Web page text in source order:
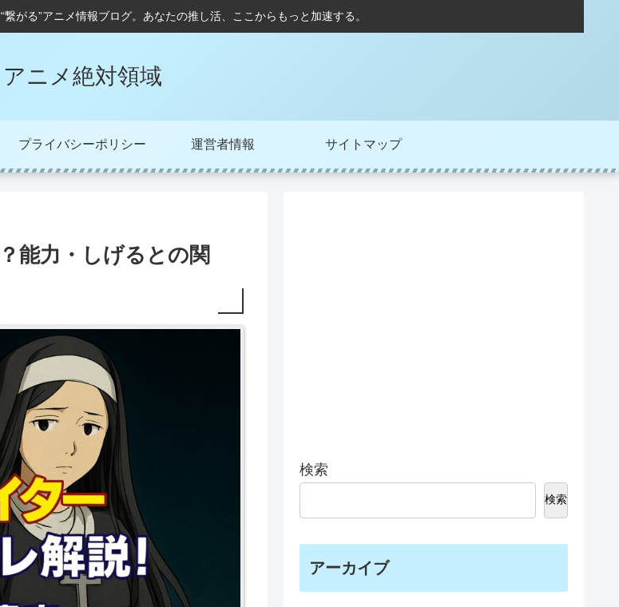
繋がる”アニメ情報ブログ。あなたの推し活、ここからもっと加速する。
アニメ絶対領域
プライバシーポリシー 運営者情報 サイトマップ
能力・しげるとの関
検索
検索
アーカイブ